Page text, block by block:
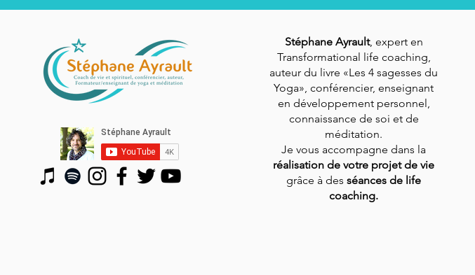
Stéphane Ayrault, expert en
Transformational life coaching,
auteur du livre «Les 4 sagesses du
Yoga», conférencier, enseignant
en développement personnel,
connaissance de soi et de
méditation.
Je vous accompagne dans la
réalisation de votre projet de vie
grâce à des séances de life
coaching.